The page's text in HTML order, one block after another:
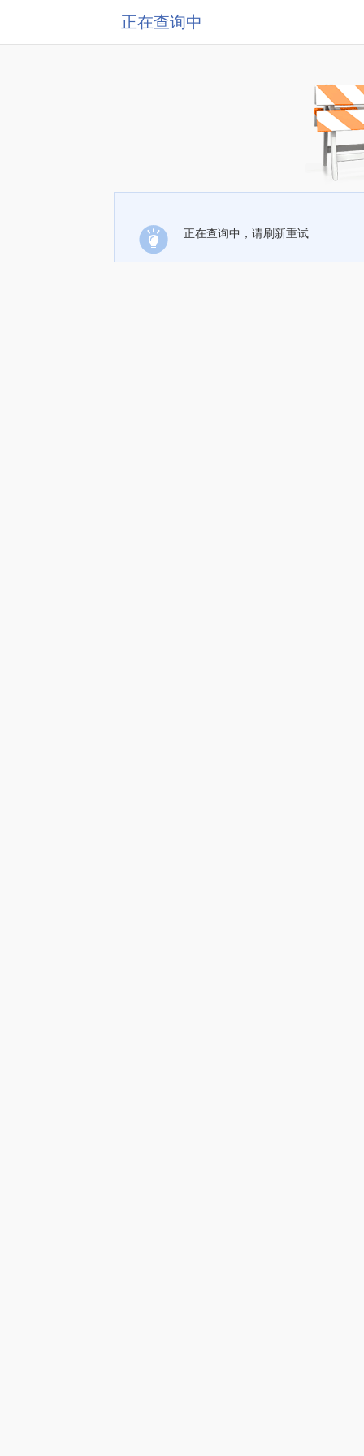
正在查询中
正在查询中，请刷新重试